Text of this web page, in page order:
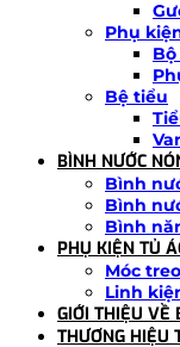
Phụ
Bệ tiểu
BÌNH NƯỚC
Bình
Bình
Bình
PHỤ KIỆN TỦ
Móc
Linh
GIỚI THIỆU VỀ
THƯƠNG HIỆU